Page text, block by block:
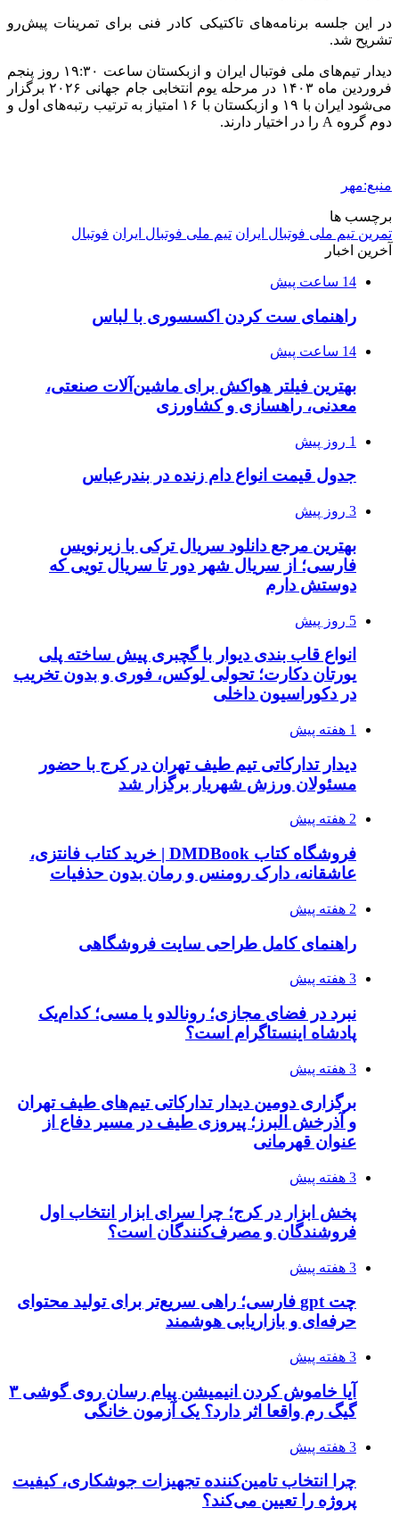
در این جلسه برنامه‌های تاکتیکی کادر فنی برای تمرینات پیش‌رو
تشریح شد.
دیدار تیم‌های ملی فوتبال ایران و ازبکستان ساعت ۱۹:۳۰ روز پنجم
فروردین ماه ۱۴۰۳ در مرحله یوم انتخابی جام جهانی ۲۰۲۶ برگزار
می‌شود ایران با ۱۹ و ازبکستان با ۱۶ امتیاز به ترتیب رتبه‌های اول و
دوم گروه A را در اختیار دارند.
منبع:مهر
برچسب ها
تمرین تیم ملی فوتبال ایران تیم ملی فوتبال ایران فوتبال
آخرین اخبار
14 ساعت پیش
راهنمای ست کردن اکسسوری با لباس
14 ساعت پیش
بهترین فیلتر هواکش برای ماشین‌آلات صنعتی،
معدنی، راهسازی و کشاورزی
1 روز پیش
جدول قیمت انواع دام زنده در بندرعباس
3 روز پیش
بهترین مرجع دانلود سریال ترکی با زیرنویس
فارسی؛ از سریال شهر دور تا سریال تویی که
دوستش دارم
5 روز پیش
انواع قاب بندی دیوار با گچبری پیش ساخته پلی
یورتان دکارت؛ تحولی لوکس، فوری و بدون تخریب
در دکوراسیون داخلی
1 هفته پیش
دیدار تدارکاتی تیم طیف تهران در کرج با حضور
مسئولان ورزش شهریار برگزار شد
2 هفته پیش
فروشگاه کتاب DMDBook | خرید کتاب فانتزی،
عاشقانه، دارک رومنس و رمان بدون حذفیات
2 هفته پیش
راهنمای کامل طراحی سایت فروشگاهی
3 هفته پیش
نبرد در فضای مجازی؛ رونالدو یا مسی؛ کدام‌یک
پادشاه اینستاگرام است؟
3 هفته پیش
برگزاری دومین دیدار تدارکاتی تیم‌های طیف تهران
و آذرخش البرز؛ پیروزی طیف در مسیر دفاع از
عنوان قهرمانی
3 هفته پیش
پخش ابزار در کرج؛ چرا سرای ابزار انتخاب اول
فروشندگان و مصرف‌کنندگان است؟
3 هفته پیش
چت gpt فارسی؛ راهی سریع‌تر برای تولید محتوای
حرفه‌ای و بازاریابی هوشمند
3 هفته پیش
آیا خاموش کردن انیمیشن پیام رسان روی گوشی ۳
گیگ رم واقعا اثر دارد؟ یک آزمون خانگی
3 هفته پیش
چرا انتخاب تامین‌کننده تجهیزات جوشکاری، کیفیت
پروژه را تعیین می‌کند؟